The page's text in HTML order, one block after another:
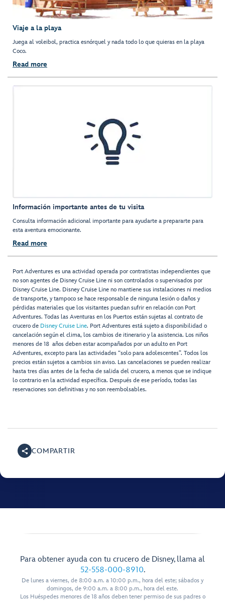
Viaje a la playa
Juega al voleibol, practica esnórquel y nada todo lo que quieras en la playa
Coco.
Read more
Información importante antes de tu visita
Consulta información adicional importante para ayudarte a prepararte para
esta aventura emocionante.
Read more
Port Adventures es una actividad operada por contratistas independientes que
no son agentes de Disney Cruise Line ni son controlados o supervisados por
Disney Cruise Line. Disney Cruise Line no mantiene sus instalaciones ni medios
de transporte, y tampoco se hace responsable de ninguna lesión o daños y
pérdidas materiales que los visitantes puedan sufrir en relación con Port
Adventures. Todas las Aventuras en los Puertos están sujetas al contrato de
crucero de Disney Cruise Line. Port Adventures está sujeto a disponibilidad o
cancelación según el clima, los cambios de itinerario y la asistencia. Los niños
menores de 18 años deben estar acompañados por un adulto en Port
Adventures, excepto para las actividades “solo para adolescentes”. Todos los
precios están sujetos a cambios sin aviso. Las cancelaciones se pueden realizar
hasta tres días antes de la fecha de salida del crucero, a menos que se indique
lo contrario en la actividad específica. Después de ese período, todas las
reservaciones son definitivas y no son reembolsables.
COMPARTIR
Para obtener ayuda con tu crucero de Disney, llama al
52-558-000-8910.
De lunes a viernes, de 8:00 a.m. a 10:00 p.m., hora del este; sábados y
domingos, de 9:00 a.m. a 8:00 p.m., hora del este.
Los Huéspedes menores de 18 años deben tener permiso de sus padres o